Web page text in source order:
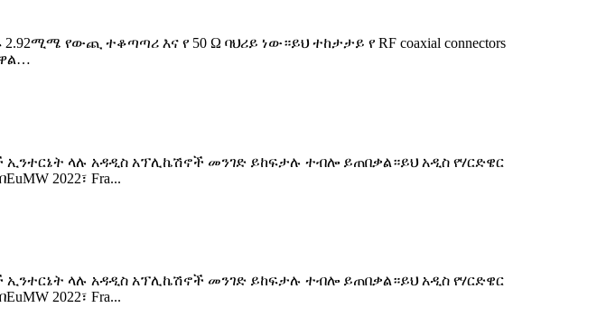
የውጪ ተቆጣጣሪ እና የ 50 Ω ባህሪይ ነው።ይህ ተከታታይ የ RF coaxial connectors
ኢንተርኔት ላሉ አዳዲስ አፕሊኬሽኖች መንገድ ይከፍታሉ ተብሎ ይጠበቃል።ይህ አዲስ የሃርድዌር
2022፣ Fra...
ኢንተርኔት ላሉ አዳዲስ አፕሊኬሽኖች መንገድ ይከፍታሉ ተብሎ ይጠበቃል።ይህ አዲስ የሃርድዌር
2022፣ Fra...